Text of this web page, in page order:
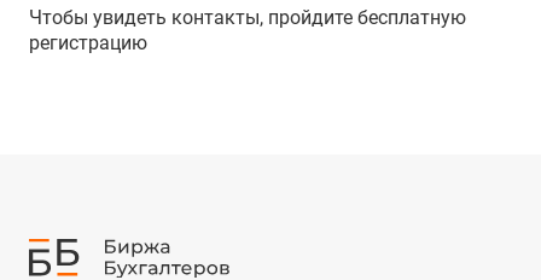
Чтобы увидеть контакты, пройдите бесплатную
регистрацию